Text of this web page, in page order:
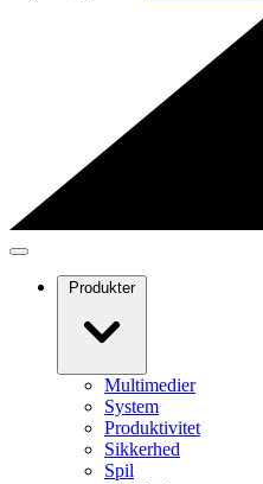
Produkter
Multimedier
System
Produktivitet
Sikkerhed
Spil